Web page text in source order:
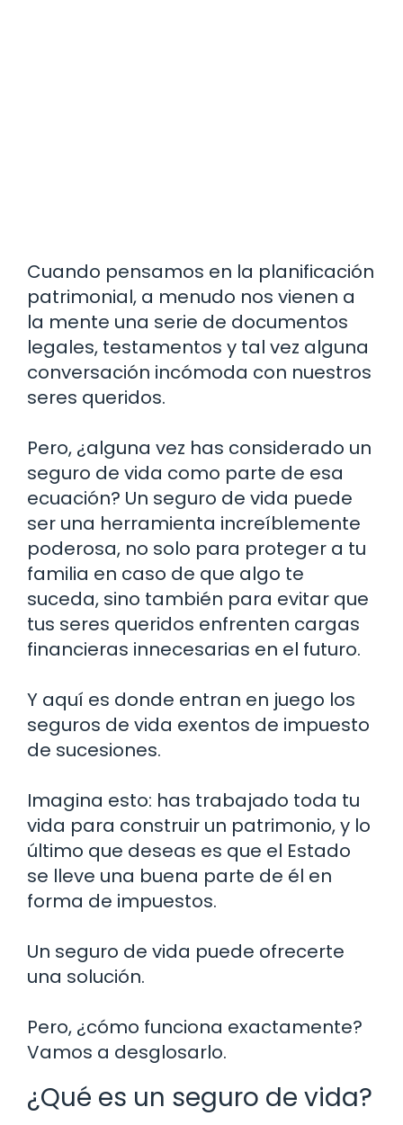
Cuando pensamos en la planificación
patrimonial, a menudo nos vienen a
la mente una serie de documentos
legales, testamentos y tal vez alguna
conversación incómoda con nuestros
seres queridos.
Pero, ¿alguna vez has considerado un
seguro de vida como parte de esa
ecuación? Un seguro de vida puede
ser una herramienta increíblemente
poderosa, no solo para proteger a tu
familia en caso de que algo te
suceda, sino también para evitar que
tus seres queridos enfrenten cargas
financieras innecesarias en el futuro.
Y aquí es donde entran en juego los
seguros de vida exentos de impuesto
de sucesiones.
Imagina esto: has trabajado toda tu
vida para construir un patrimonio, y lo
último que deseas es que el Estado
se lleve una buena parte de él en
forma de impuestos.
Un seguro de vida puede ofrecerte
una solución.
Pero, ¿cómo funciona exactamente?
Vamos a desglosarlo.
¿Qué es un seguro de vida?